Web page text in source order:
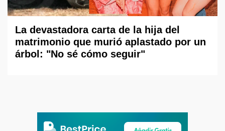
La devastadora carta de la hija del
matrimonio que murió aplastado por un
árbol: "No sé cómo seguir"